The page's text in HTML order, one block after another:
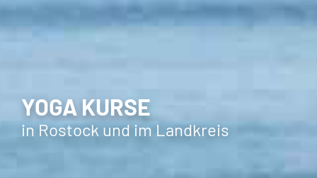
YOGA KURSE
in Rostock und im Landkreis